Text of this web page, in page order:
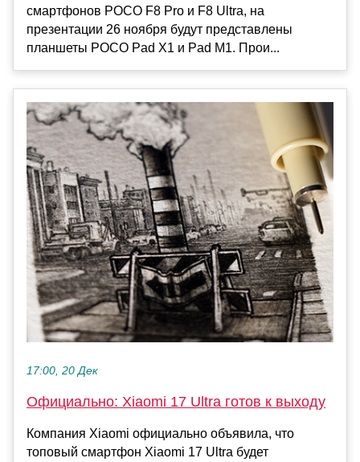
смартфонов POCO F8 Pro и F8 Ultra, на
презентации 26 ноября будут представлены
планшеты POCO Pad X1 и Pad M1. Прои...
17:00, 20 Дек
Официально: Xiaomi 17 Ultra готов к выходу
Компания Xiaomi официально объявила, что
топовый смартфон Xiaomi 17 Ultra будет